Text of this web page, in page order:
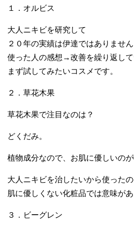
１．オルビス
大人ニキビを研究して
２０年の実績は伊達ではありません
使った人の感想→改善を繰り返して
まず試してみたいコスメです。
２．草花木果
草花木果で注目なのは？
どくだみ。
植物成分なので、お肌に優しいのが
大人ニキビを治したいから使ったの
肌に優しくない化粧品では意味があ
３．ビーグレン